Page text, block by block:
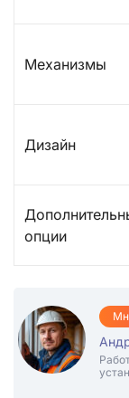
Механизмы
Дизайн
опции